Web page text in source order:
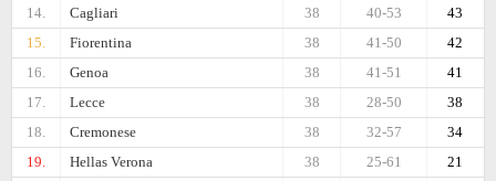
14.
Cagliari 43
40-53
38
15.
Fiorentina 42
41-50
38
16.
Genoa 41
41-51
38
17.
Lecce 38
28-50
38
18.
Cremonese 34
32-57
38
19.
Hellas Verona 21
25-61
38